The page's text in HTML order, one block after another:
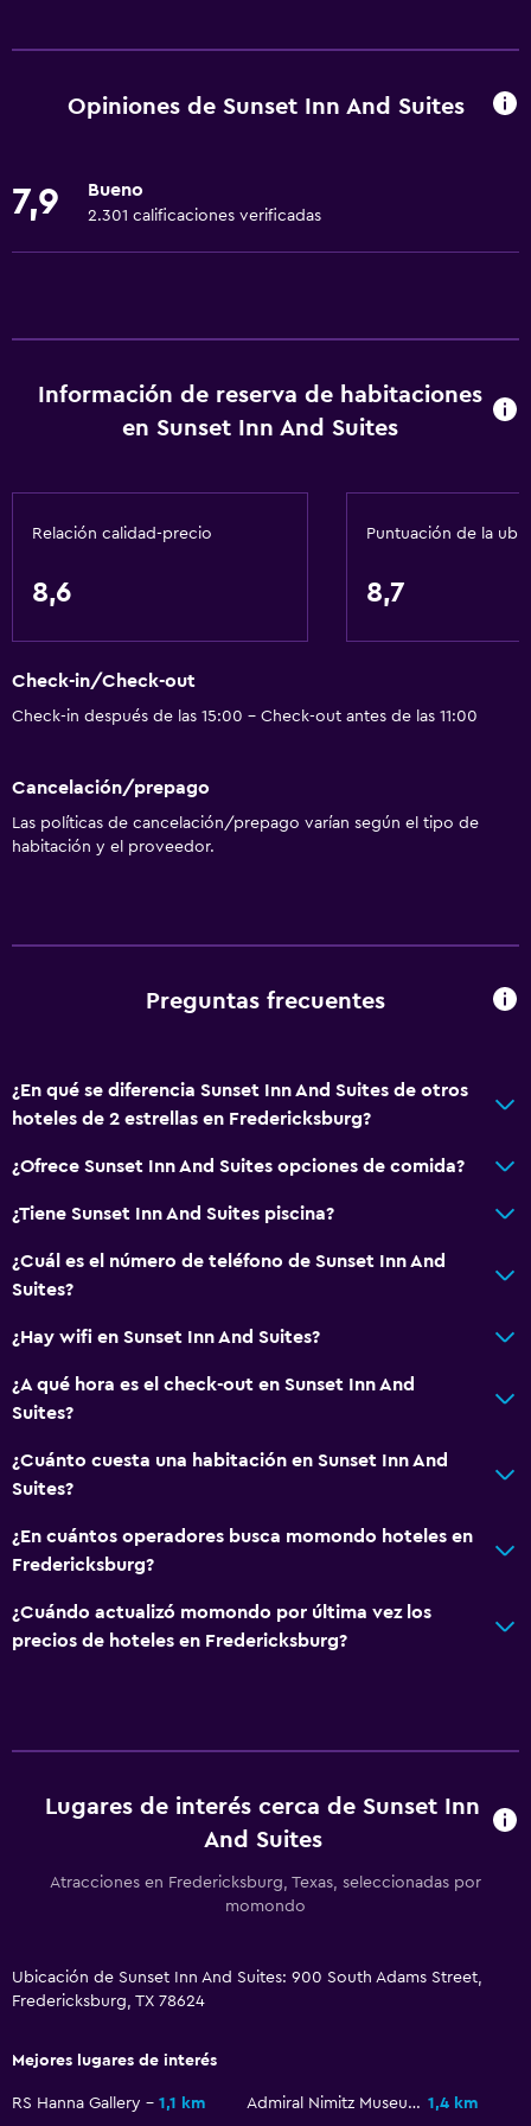
Wifi gratis
Toallas
Calefacción
Gel de ducha
Microondas
Utensilios de cocina
Tetera/cafetera
Tostadora
Accesibilidad y adecuación
Almohada hipoalergénica
Para no fumadores
Almohada sin plumas
Plantas superiores accesibles por escaleras
Áreas designadas para fumadores
Senderismo
Golf
Ciclismo
Ducha
Secador de pelo
Baño privado
General
Vista a una calle tranquila
Opiniones de Sunset Inn And Suites
7,9 Bueno
2.301 calificaciones verificadas
Información de reserva de habitaciones
en Sunset Inn And Suites
Relación calidad-precio
8,6
Puntuación de la
8,7
Check-in/Check-out
Check-in después de las 15:00 - Check-out antes de las 11:00
Cancelación/prepago
Las políticas de cancelación/prepago varían según el tipo de
habitación y el proveedor.
Preguntas frecuentes
¿En qué se diferencia Sunset Inn And Suites de otros
hoteles de 2 estrellas en Fredericksburg?
¿Ofrece Sunset Inn And Suites opciones de comida?
¿Tiene Sunset Inn And Suites piscina?
¿Cuál es el número de teléfono de Sunset Inn And
Suites?
¿Hay wifi en Sunset Inn And Suites?
¿A qué hora es el check-out en Sunset Inn And
Suites?
¿Cuánto cuesta una habitación en Sunset Inn And
Suites?
¿En cuántos operadores busca momondo hoteles en
Fredericksburg?
¿Cuándo actualizó momondo por última vez los
precios de hoteles en Fredericksburg?
Lugares de interés cerca de Sunset Inn
And Suites
Atracciones en Fredericksburg, Texas, seleccionadas por
momondo
Ubicación de Sunset Inn And Suites: 900 South Adams Street,
Fredericksburg, TX 78624
Mejores lugares de interés
RS Hanna Gallery 1,1 km Admiral Nimitz Museum 1,4 km